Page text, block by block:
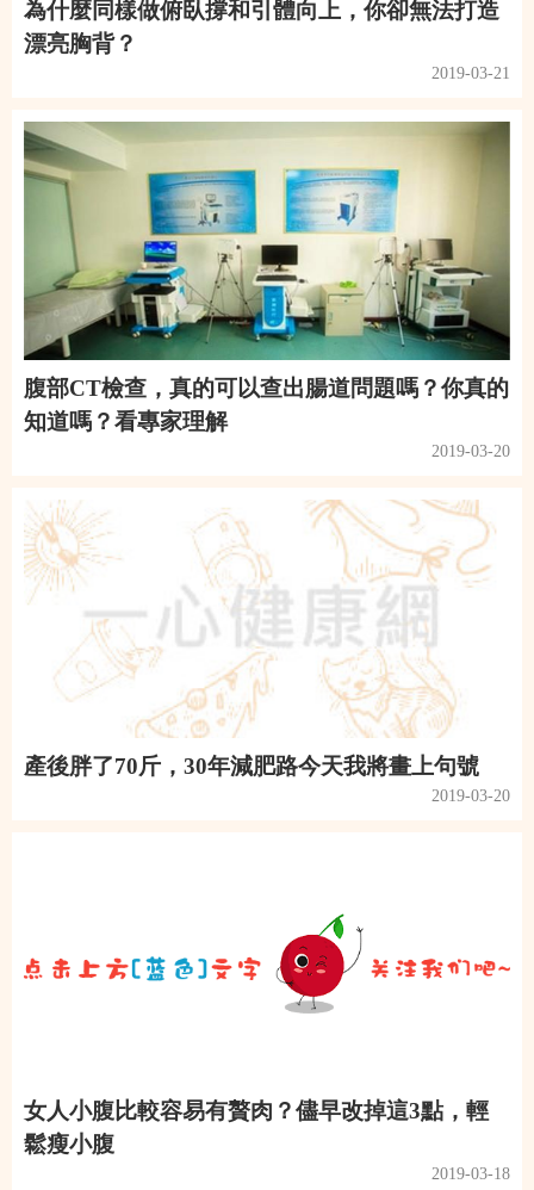
為什麼同樣做俯臥撐和引體向上，你卻無法打造
漂亮胸背？
2019-03-21
腹部CT檢查，真的可以查出腸道問題嗎？你真的
知道嗎？看專家理解
2019-03-20
產後胖了70斤，30年減肥路今天我將畫上句號
2019-03-20
女人小腹比較容易有贅肉？儘早改掉這3點，輕
鬆瘦小腹
2019-03-18